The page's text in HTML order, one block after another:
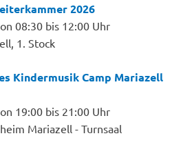
2026
08:30 bis 12:00 Uhr
1. Stock
Kindermusik Camp Mariazell
19:00 bis 21:00 Uhr
Mariazell - Turnsaal